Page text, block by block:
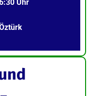
Uhr